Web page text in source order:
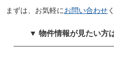
まずは、お気軽にお問い合わせ
▼ 物件情報が見たい方